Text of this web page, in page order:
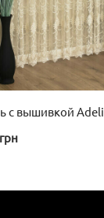
с вышивкой Adeli
грн